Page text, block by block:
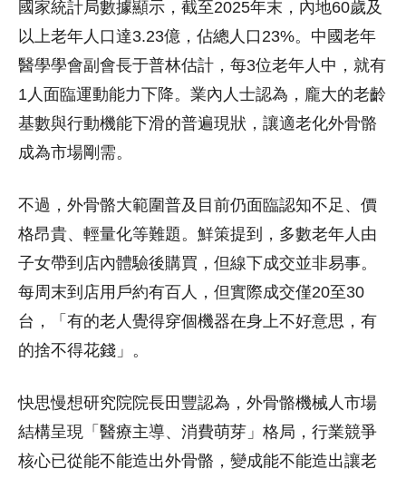
國家統計局數據顯示，截至2025年末，內地60歲及
以上老年人口達3.23億，佔總人口23%。中國老年
醫學學會副會長于普林估計，每3位老年人中，就有
1人面臨運動能力下降。業內人士認為，龐大的老齡
基數與行動機能下滑的普遍現狀，讓適老化外骨骼
成為市場剛需。
不過，外骨骼大範圍普及目前仍面臨認知不足、價
格昂貴、輕量化等難題。鮮策提到，多數老年人由
子女帶到店內體驗後購買，但線下成交並非易事。
每周末到店用戶約有百人，但實際成交僅20至30
台，「有的老人覺得穿個機器在身上不好意思，有
的捨不得花錢」。
快思慢想研究院院長田豐認為，外骨骼機械人市場
結構呈現「醫療主導、消費萌芽」格局，行業競爭
核心已從能不能造出外骨骼，變成能不能造出讓老